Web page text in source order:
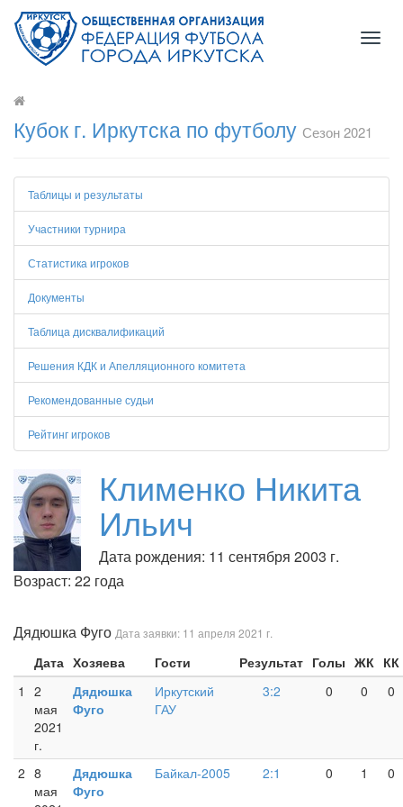
Кубок г. Иркутска по футболу Сезон 2021
Таблицы и результаты
Участники турнира
Статистика игроков
Документы
Таблица дисквалификаций
Решения КДК и Апелляционного комитета
Рекомендованные судьи
Рейтинг игроков
Клименко Никита
Ильич
Дата рождения: 11 сентября 2003 г.
Возраст: 22 года
Дядюшка Фуго Дата заявки: 11 апреля 2021 г.
Дата Хозяева Гости Результат Голы ЖК КК
1
2
мая
2021
г.
Дядюшка
Фуго
Иркутский
ГАУ
3:2 0 0 0
2 8
мая
Дядюшка
Фуго
Байкал-2005 2:1 0 1 0